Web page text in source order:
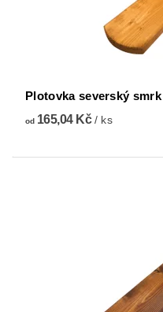
Plotovka severský
od165,04 Kč/ ks